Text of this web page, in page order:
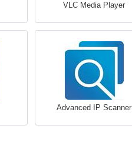
VLC Media Player
Advanced IP Scanner